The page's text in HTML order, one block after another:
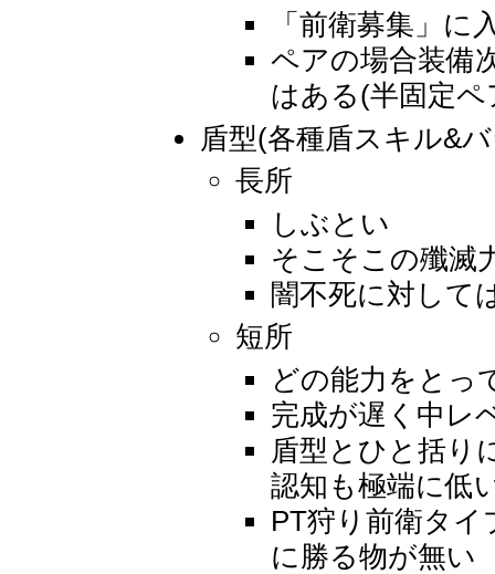
「前衛募集」
ペアの場合装備
はある(半固定ペ
盾型(各種盾スキル&
長所
しぶとい
そこそこの殲滅
闇不死に対して
短所
どの能力をとっ
完成が遅く中レ
盾型とひと括り
認知も極端に低
PT狩り前衛タ
に勝る物が無い